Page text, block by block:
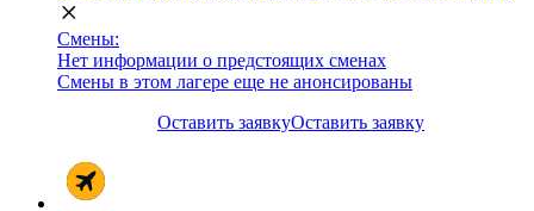
Смены:
Нет информации о предстоящих сменах
Смены в этом лагере еще не анонсированы
Оставить заявкуОставить заявку